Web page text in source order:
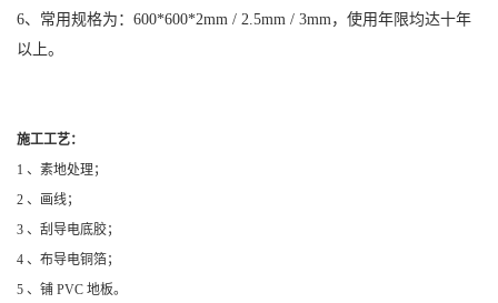
6、常用规格为： 600*600*2mm / 2.5mm / 3mm，使用年限均达十年
以上。
施工工艺：
1 、素地处理；
2 、画线；
3 、刮导电底胶；
4 、布导电铜箔；
5 、铺 PVC 地板。